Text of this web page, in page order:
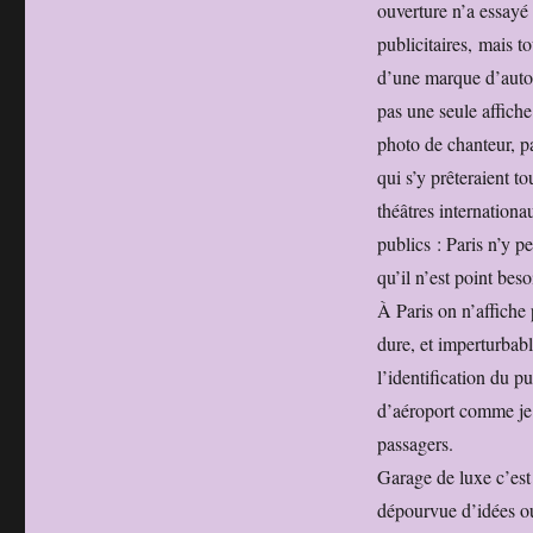
ouverture n’a
publicitaires, mais
d’une marque
pas une seule
photo de chanteur,
qui s’y prêteraient
théâtres
publics : Paris n’y
qu’il n’est point
À Paris on
dure, et
l’identification du
d’aéroport comme
passagers.
Garage de luxe
dépourvue d’idées